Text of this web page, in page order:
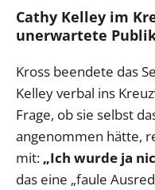
Cathy Kelley im
unerwartete
Kross beendete das
Kelley verbal ins
Frage, ob sie selbst
angenommen hätte,
mit: „Ich wurde ja
das eine „faule